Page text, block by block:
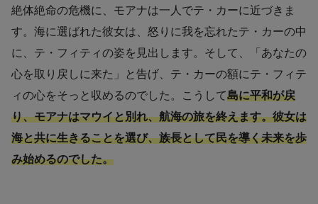
絶体絶命の危機に、モアナは一人でテ・カーに近づきま
す。海に選ばれた彼女は、怒りに我を忘れたテ・カーの中
に、テ・フィティの姿を見出します。そして、「あなたの
心を取り戻しに来た」と告げ、テ・カーの額にテ・フィテ
ィの心をそっと収めるのでした。こうして島に平和が戻
り、モアナはマウイと別れ、航海の旅を終えます。彼女は
海と共に生きることを選び、族長として民を導く未来を歩
み始めるのでした。